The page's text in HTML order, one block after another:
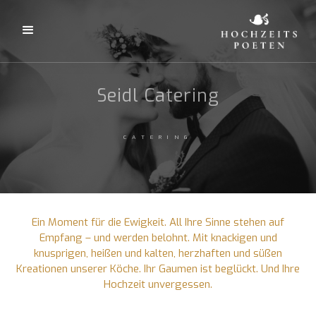
Seidl Catering
CATERING
Ein Moment für die Ewigkeit. All Ihre Sinne stehen auf
Empfang – und werden belohnt. Mit knackigen und
knusprigen, heißen und kalten, herzhaften und süßen
Kreationen unserer Köche. Ihr Gaumen ist beglückt. Und Ihre
Hochzeit unvergessen.